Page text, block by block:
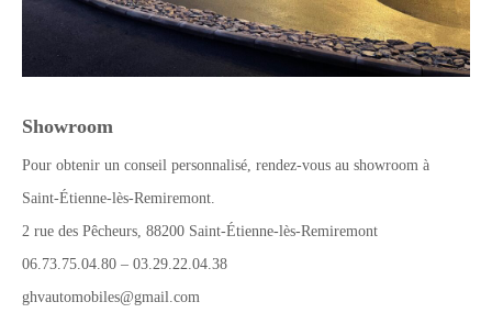
Showroom
Pour obtenir un conseil personnalisé, rendez-vous au showroom à
Saint-Étienne-lès-Remiremont.
2 rue des Pêcheurs, 88200 Saint-Étienne-lès-Remiremont
06.73.75.04.80 – 03.29.22.04.38
ghvautomobiles@gmail.com